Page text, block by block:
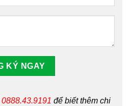
0888.43.9191 để biết thêm chi